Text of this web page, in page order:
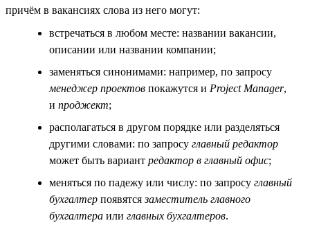
причём в вакансиях слова из него могут:
встречаться в любом месте: названии вакансии,
описании или названии компании;
заменяться синонимами: например, по запросу
менеджер проектов покажутся и Project Manager,
и проджект;
располагаться в другом порядке или разделяться
другими словами: по запросу главный редактор
может быть вариант редактор в главный офис;
меняться по падежу или числу: по запросу главный
бухгалтер появятсязаместитель главного
бухгалтера или главных бухгалтеров.